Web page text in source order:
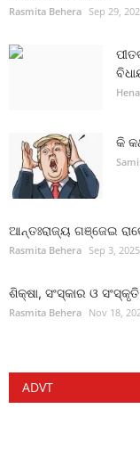
Rasmita Behera Sep 29,
କି
ଆନ୍ତଃରାଜ୍ୟ ଗଞ୍ଜେଇ
Rasmita Behera Sep 3, 2025
ଶିକ୍ଷା, ସଂସ୍କାର ଓ ସଂସ୍କୃତି
Rasmita Behera Nov 18,
ADVT